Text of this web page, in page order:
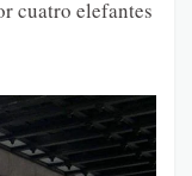
cuatro elefantes